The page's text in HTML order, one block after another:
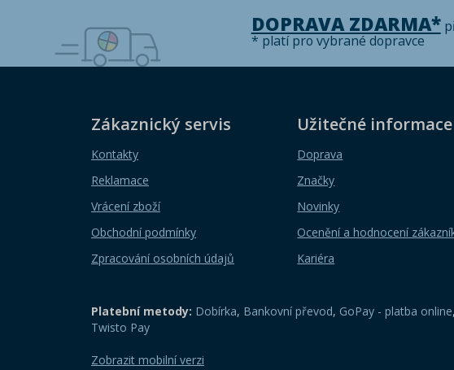
DOPRAVA ZDARMA*
* platí pro vybrané dopravce
Zákaznický servis
Kontakty
Reklamace
Vrácení zboží
Obchodní podmínky
Zpracování osobních údajů
Užitečné informace
Doprava
Značky
Novinky
Ocenění a hodnocení
Kariéra
Platební metody: Dobírka, Bankovní převod, GoPay - platba online,
Twisto Pay
Zobrazit mobilní verzi